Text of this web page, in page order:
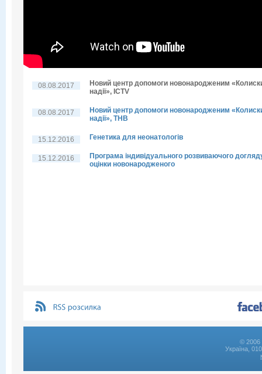
08.08.2017
Новий центр допомоги новонародженим
надії», ICTV
08.08.2017
Новий центр допомоги новонародженим
надії», THB
15.12.2016 Генетика для неонатологів
15.12.2016
Програма індивідуального розвиваючого
оцінки новонародженого
© 2006
Україна,